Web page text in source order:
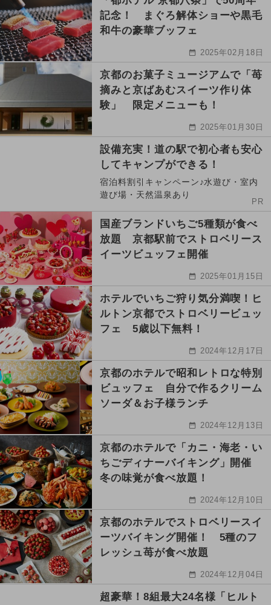
記念！ まぐろ解体ショーや黒毛
和牛の豪華ブッフェ
2025年02月18日
京都のお菓子ミュージアムで「苺
摘みと京ばあむスイーツ作り体
験」 限定メニューも！
2025年01月30日
設備充実！道の駅で初心者も安心
してキャンプができる！
宿泊料割引キャンペーン♪水遊び・室内
遊び場・天然温泉あり
PR
国産ブランドいちご5種類が食べ
放題 京都駅前でストロベリース
イーツビュッフェ開催
2025年01月15日
ホテルでいちご狩り気分満喫！ヒ
ルトン京都でストロベリービュッ
フェ 5歳以下無料！
2024年12月17日
京都のホテルで昭和レトロな特別
ビュッフェ 自分で作るクリーム
ソーダ＆お子様ランチ
2024年12月13日
京都のホテルで「カニ・海老・い
ちごディナーバイキング」開催
冬の味覚が食べ放題！
2024年12月10日
京都のホテルでストロベリースイ
ーツバイキング開催！ 5種のフ
レッシュ苺が食べ放題
2024年12月04日
超豪華！8組最大24名様「ヒルト